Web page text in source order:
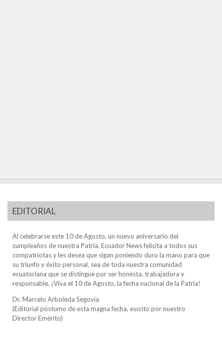
EDITORIAL
Al celebrarse este 10 de Agosto, un nuevo aniversario del
cumpleaños de nuestra Patria, Ecuador News felicita a todos sus
compatriotas y les desea que sigan poniendo duro la mano para que
su triunfo y éxito personal, sea de toda nuestra comunidad
ecuatoriana que se distingue por ser honesta, trabajadora y
responsable. ¡Viva el 10 de Agosto, la fecha nacional de la Patria!
Dr. Marcelo Arboleda Segovia
(Editorial póstumo de esta magna fecha, escrito por nuestro
Director Emérito)